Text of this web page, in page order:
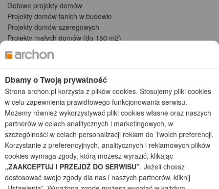
Gotowe projekty domów
Projekty domów tanich w budowie
Projekty domów szeregowych
Projekty małych domów (do 150 m2)
Projekty domów wielorodzinnych
Projekty domów bliźniaczych
Projekty domów nowoczesnych
Projekty domów parterowych
2026 © ARCHON+ Biuro Projektów - Tradycyjne i nowoczesne gotowe
projekty domów - autorska pracownia architektoniczna założona w 1990r.
przez arch. Barbarę Mendel
Z uwagi na ciągłe doskonalenie procesu powstawania projektów (zgodnie z
normą ISO 9001), prezentowane na stronie projekty domów mogą
nieznacznie różnić się od dokumentacji technicznej.
Informujemy, iż w celu optymalizacji treści dostępnych w naszym sklepie,
dostosowania ich do Państwa indywidualnych potrzeb korzystamy z
informacji zapisanych za pomocą plików cookies na urządzeniach
Dbamy o Twoją prywatność
Strona archon.pl korzysta z plików cookies. Stosujemy pliki cookies
w celu zapewnienia prawidłowego funkcjonowania serwisu.
Możemy również wykorzystywać pliki cookies własne oraz naszych
partnerów w celach analitycznych i marketingowych, w
szczególności w celach personalizacji reklam do Twoich preferencji.
Korzystanie z preferencyjnych, analitycznych i reklamowych plików
cookies wymaga zgody, którą możesz wyrazić, klikając
„ZAAKCEPTUJ I PRZEJDŹ DO SERWISU”. Jeżeli chcesz
dostosować swoje zgody dla nas i naszych partnerów, kliknij